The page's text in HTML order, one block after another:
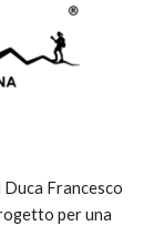
Duca Francesco
per una